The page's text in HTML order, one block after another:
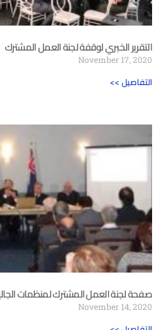
التقرير الخبري لوقفة لجنة العمل المشترك
November 17, 2020
<< التفاصيل
صفحة لجنة العمل المشترك لمنظمات
November 14, 2020